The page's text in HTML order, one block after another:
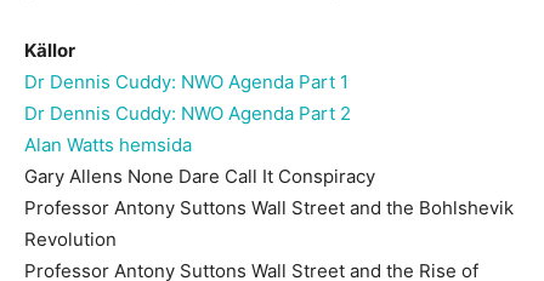
Källor
Dr Dennis Cuddy: NWO Agenda Part 1
Dr Dennis Cuddy: NWO Agenda Part 2
Alan Watts hemsida
Gary Allens None Dare Call It Conspiracy
Professor Antony Suttons Wall Street and the Bohlshevik
Revolution
Professor Antony Suttons Wall Street and the Rise of